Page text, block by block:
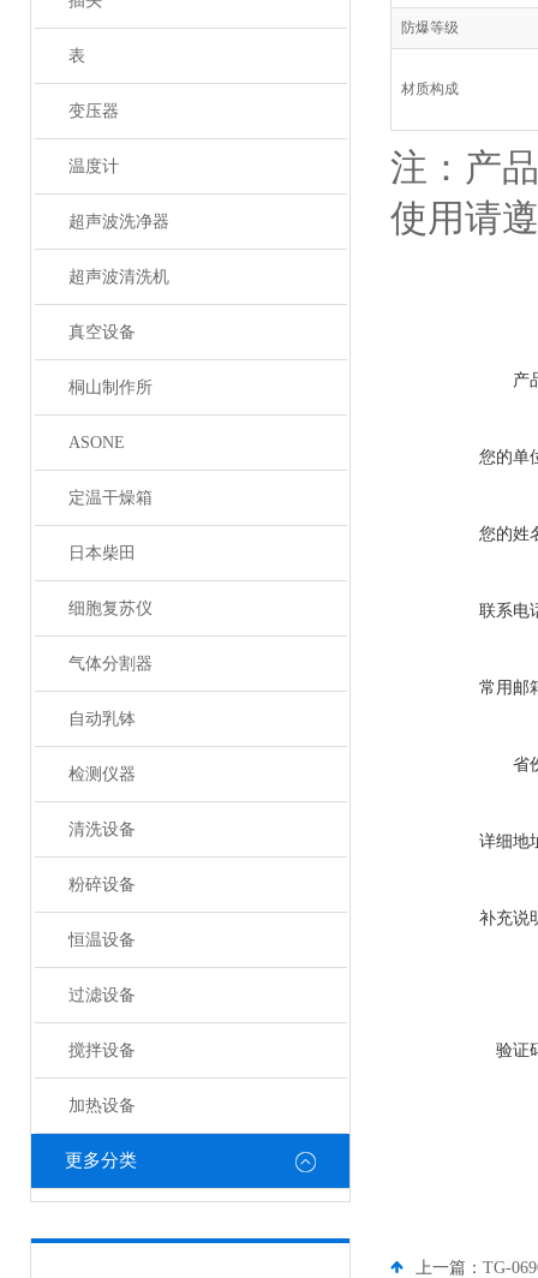
表
变压器
温度计
超声波洗净器
超声波清洗机
真空设备
桐山制作所
ASONE
定温干燥箱
日本柴田
细胞复苏仪
气体分割器
自动乳钵
检测仪器
清洗设备
粉碎设备
恒温设备
过滤设备
搅拌设备
加热设备
更多分类
防爆等级
材质构成
注：产
使用请
产
您的单
您的姓
联系电
常用邮
省
详细地
补充说
验证
上一篇： TG-